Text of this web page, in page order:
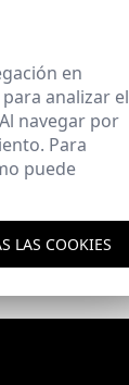
en
analizar el
navegar por
Para
puede
LAS COOKIES